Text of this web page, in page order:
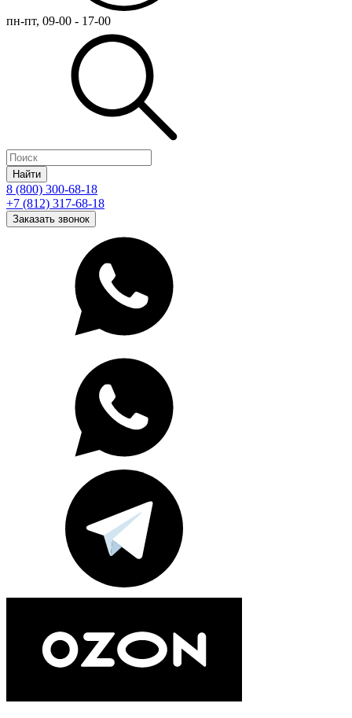
пн-пт, 09-00 - 17-00
Найти
8 (800) 300-68-18
+7 (812) 317-68-18
Заказать звонок